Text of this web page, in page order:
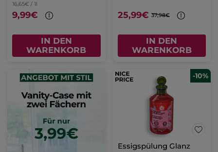
16,65€ / 1l
9,99€
IN DEN
WARENKORB
25,99€ 37,98€
IN DEN
WARENKORB
-10%
Essigspülung Glanz